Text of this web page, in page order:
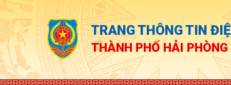
TRANG THÔNG TIN
THÀNH PHỐ HẢI PHÒNG